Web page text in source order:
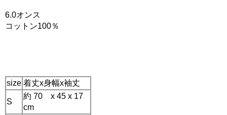
6.0オンス
コットン100％
size 着丈x身幅x袖丈
S
約 70 x 45 x 17
cm